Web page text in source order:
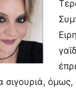
σιγουριά,